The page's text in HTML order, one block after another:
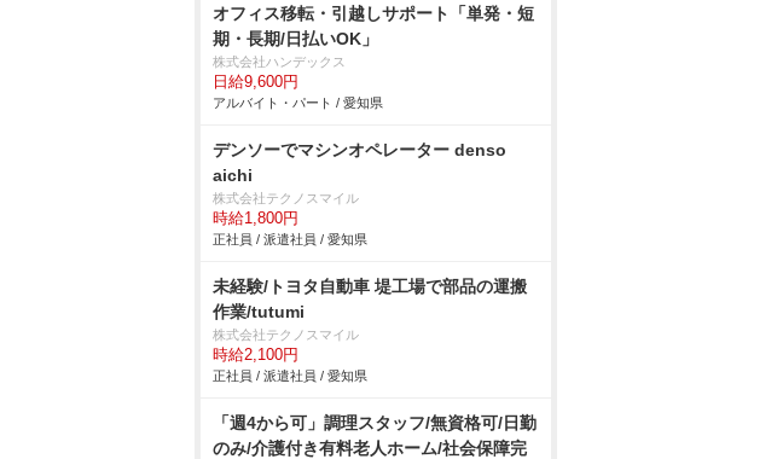
オフィス移転・引越しサポート「単発・短
期・長期/日払いOK」
株式会社ハンデックス
日給9,600円
アルバイト・パート / 愛知県
デンソーでマシンオペレーター denso
aichi
株式会社テクノスマイル
時給1,800円
正社員 / 派遣社員 / 愛知県
未経験/トヨタ自動車 堤工場で部品の運搬
作業/tutumi
株式会社テクノスマイル
時給2,100円
正社員 / 派遣社員 / 愛知県
「週4から可」調理スタッフ/無資格可/日勤
のみ/介護付き有料老人ホーム/社会保障完